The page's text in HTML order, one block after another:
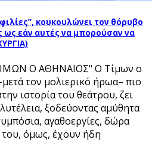
κουκουλώνει τον θόρυβο
ως εάν αυτές να μπορούσαν να
Ο ΑΘΗΝΑΙΟΣ" O Τίμων ο
τον μολιερικό ήρωα– πιο
ιστορία του θεάτρου, ζει
ξοδεύοντας αμύθητα
αγαθοεργίες, δώρα
όμως, έχουν ήδη